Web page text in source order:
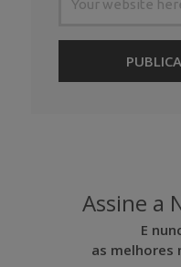
Assine a
E
as melhores